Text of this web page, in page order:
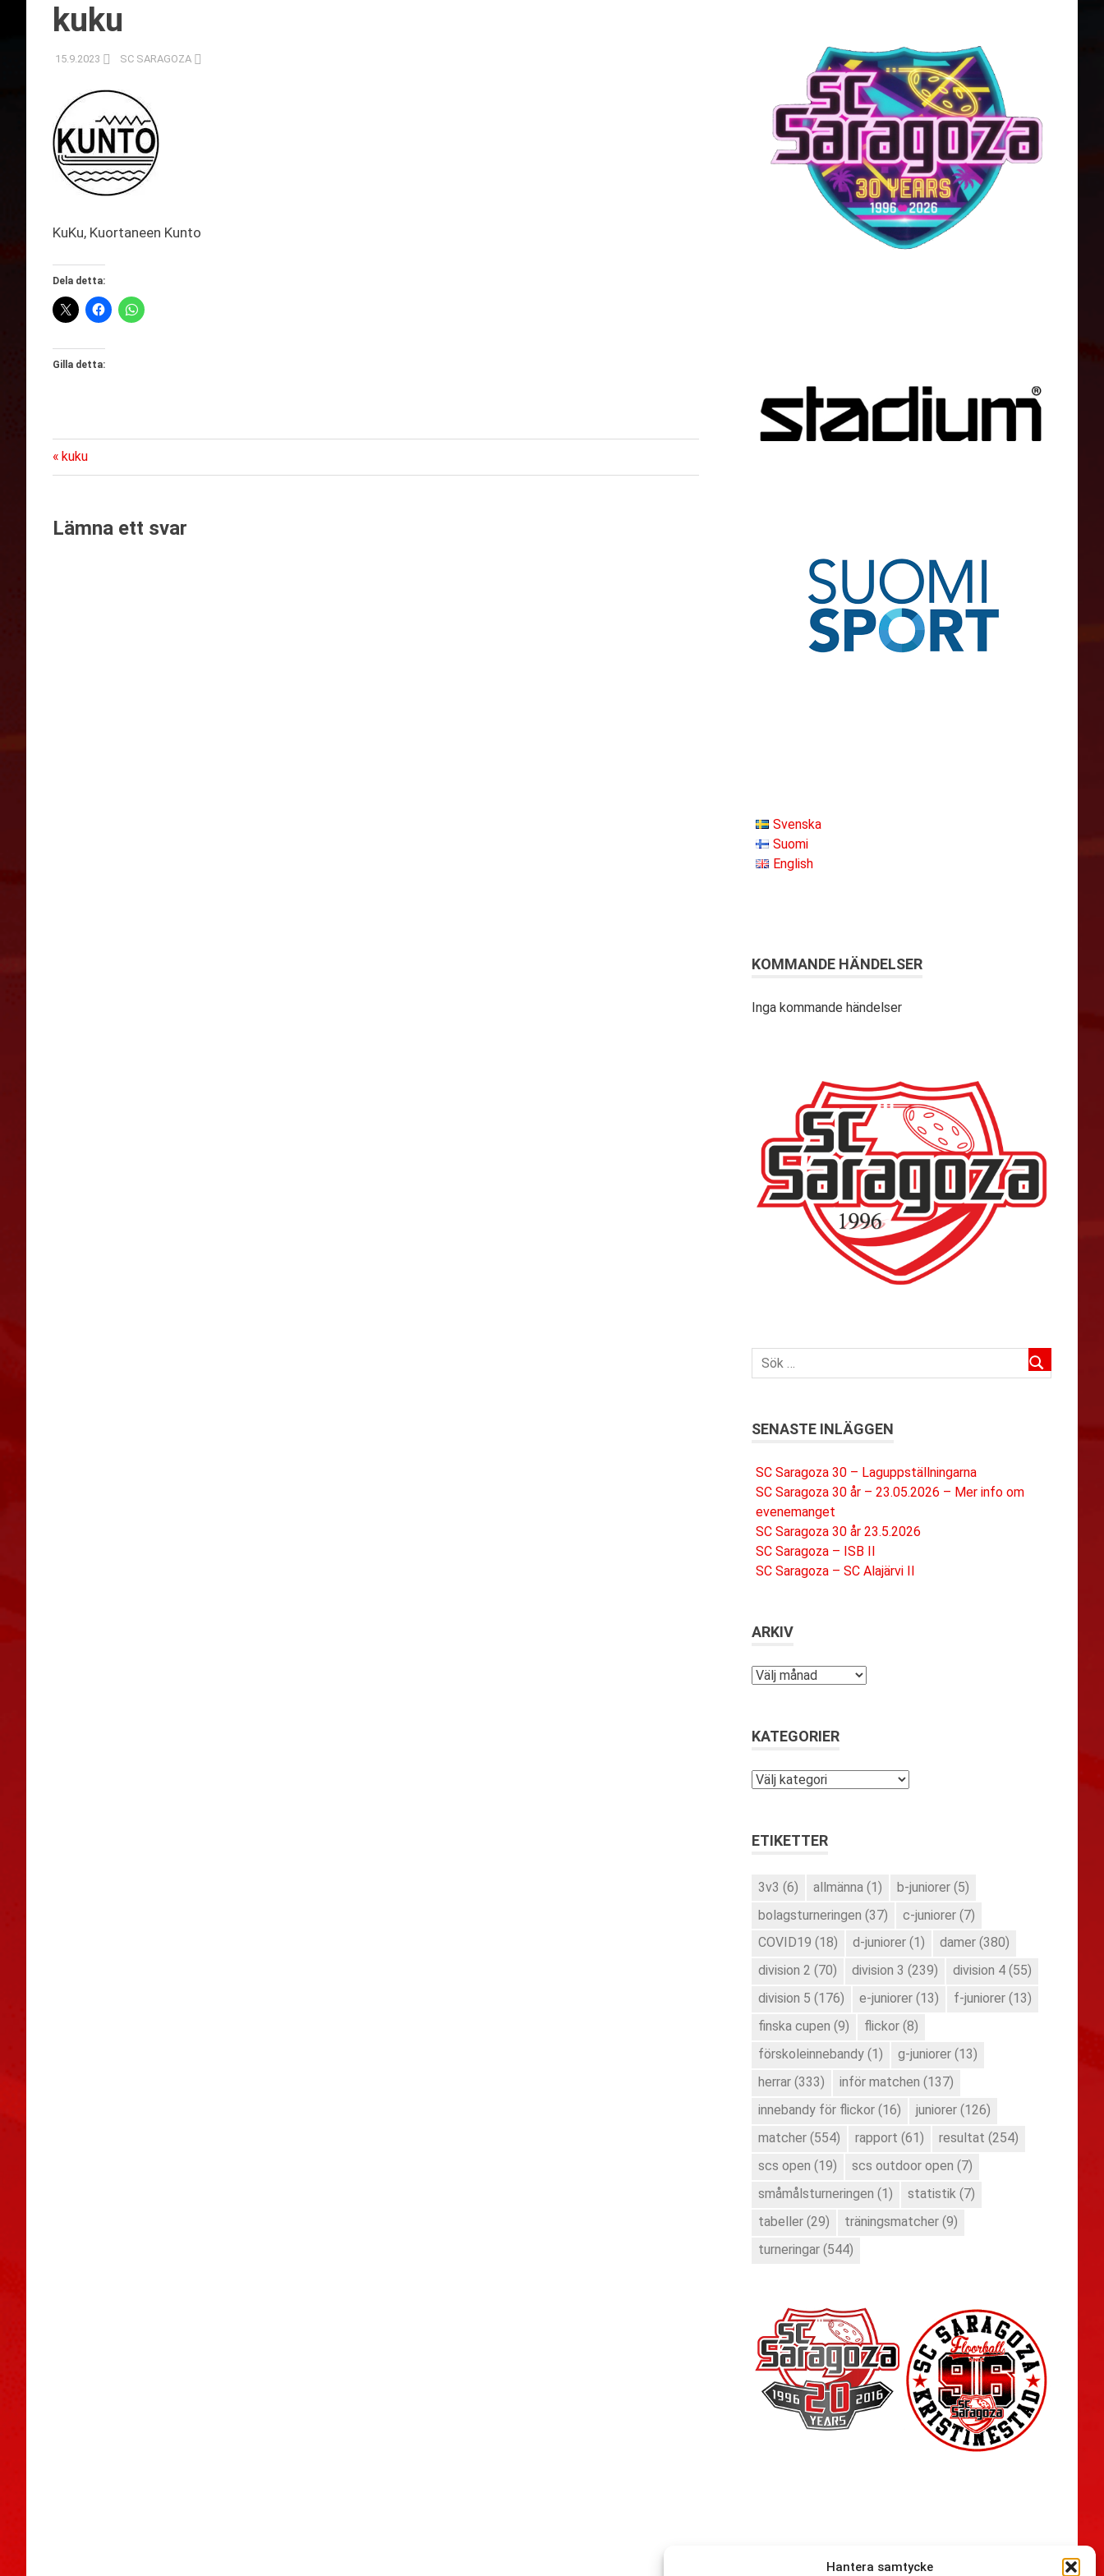
Hantera samtycke
kuku
15.9.2023 SC SARAGOZA
KuKu, Kuortaneen Kunto
Dela detta:
Gilla detta:
Inläggsnavigering
Föregående
inlägg:
kuku
Lämna ett svar
Svenska
Suomi
English
KOMMANDE HÄNDELSER
Inga kommande händelser
SENASTE INLÄGGEN
SC Saragoza 30 – Laguppställningarna
SC Saragoza 30 år – 23.05.2026 – Mer info om
evenemanget
SC Saragoza 30 år 23.5.2026
SC Saragoza – ISB II
SC Saragoza – SC Alajärvi II
ARKIV
Arkiv
KATEGORIER
Kategorier
ETIKETTER
3v3 (6) allmänna (1) b-juniorer (5)
bolagsturneringen (37) c-juniorer (7)
COVID19 (18) d-juniorer (1) damer (380)
division 2 (70) division 3 (239) division 4 (55)
division 5 (176) e-juniorer (13) f-juniorer (13)
finska cupen (9) flickor (8)
förskoleinnebandy (1) g-juniorer (13)
herrar (333) inför matchen (137)
innebandy för flickor (16) juniorer (126)
matcher (554) rapport (61) resultat (254)
scs open (19) scs outdoor open (7)
småmålsturneringen (1) statistik (7)
tabeller (29) träningsmatcher (9)
turneringar (544)